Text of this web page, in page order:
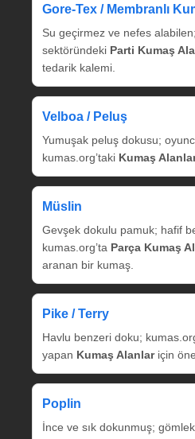
Gore‑Tex / Membranlı
Su geçirmez ve nefes
sektöründeki Parti Kumaş
tedarik kalemi.
Velboa / Peluş
Yumuşak peluş dokusu;
kumas.org’taki Kumaş
Müslin
Gevşek dokulu pamuk; hafif
kumas.org’ta Parça Kumaş
aranan bir kumaş.
Pike / Terry
Havlu benzeri doku;
yapan Kumaş Alanlariçin
Poplin
İnce ve sık dokunmuş;